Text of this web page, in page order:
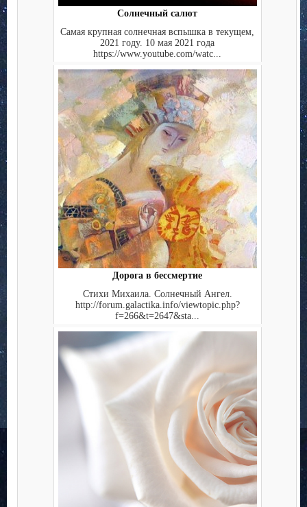
Солнечный салют
Самая крупная солнечная вспышка в текущем,
2021 году. 10 мая 2021 года
https://www.youtube.com/watc...
Дорога в бессмертие
Стихи Михаила. Солнечный Ангел.
http://forum.galactika.info/viewtopic.php?
f=266&t=2647&sta...